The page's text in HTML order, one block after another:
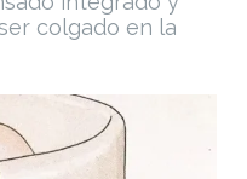
colgado en la